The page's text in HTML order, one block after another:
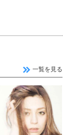
一覧を見る